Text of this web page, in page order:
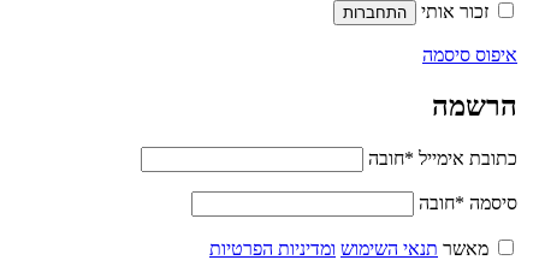
זכור אותי התחברות
איפוס סיסמה
הרשמה
כתובת אימייל *חובה
סיסמה *חובה
מאשר תנאי השימוש ומדיניות הפרטיות